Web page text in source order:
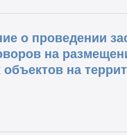
о проведении
на
на